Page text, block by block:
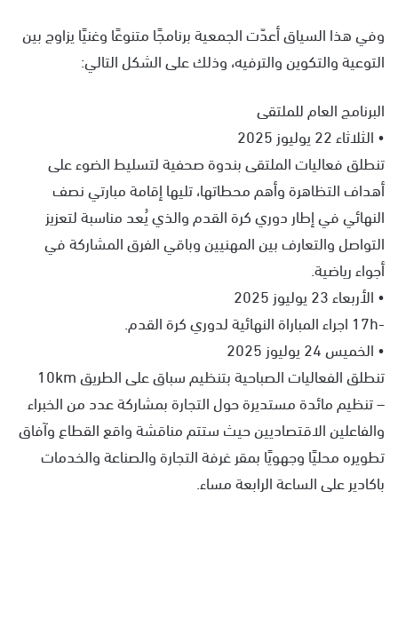
وفي هذا السياق أعدّت الجمعية برنامجًا متنوعًا وغنيًا يزاوج بين
التوعية والتكوين والترفيه، وذلك على الشكل التالي:
البرنامج العام للملتقى
• الثلاثاء 22 يوليوز 2025
تنطلق فعاليات الملتقى بندوة صحفية لتسليط الضوء على
أهداف التظاهرة وأهم محطاتها، تليها إقامة مبارتي نصف
النهائي في إطار دوري كرة القدم والذي يُعد مناسبة لتعزيز
التواصل والتعارف بين المهنيين وباقي الفرق المشاركة في
أجواء رياضية.
• الأربعاء 23 يوليوز 2025
-17h اجراء المباراة النهائية لدوري كرة القدم.
• الخميس 24 يوليوز 2025
تنطلق الفعاليات الصباحية بتنظيم سباق على الطريق 10km
– تنظيم مائدة مستديرة حول التجارة بمشاركة عدد من الخبراء
والفاعلين الاقتصاديين حيث ستتم مناقشة واقع القطاع وآفاق
تطويره محليًا وجهويًا بمقر غرفة التجارة والصناعة والخدمات
باكادير على الساعة الرابعة مساء.